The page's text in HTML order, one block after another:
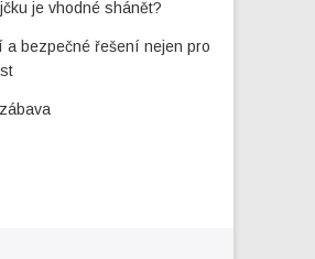
je vhodné shánět?
a bezpečné řešení nejen pro